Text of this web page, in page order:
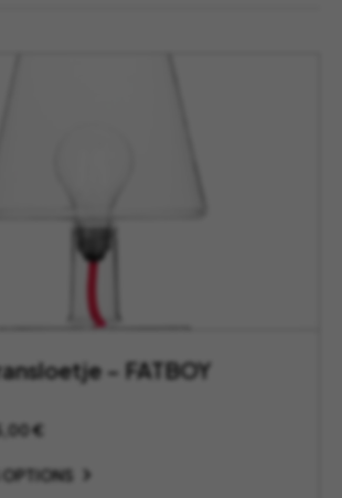
– FATBOY
€
prix :
OPTIONS